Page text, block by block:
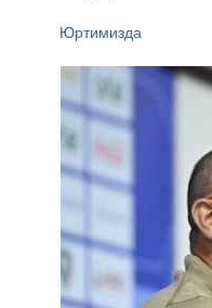
Юртимизда